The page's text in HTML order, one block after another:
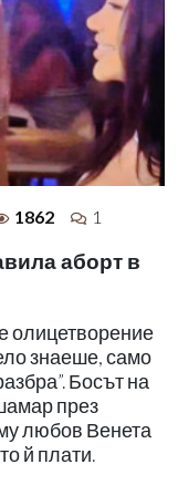
1862 1
аборт в
олицетворение
знаеше, само
Босът на
през
любов Венета
й плати.